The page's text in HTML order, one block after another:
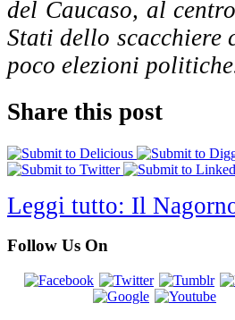
del Caucaso, al
Stati dello scacchiere
poco elezioni
Share this post
Leggi tutto: Il
Follow Us On